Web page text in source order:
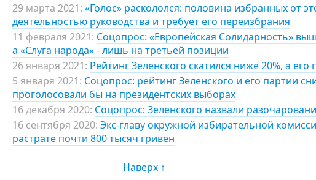
29 марта 2021: «Голос» раскололся: половина избранных от
деятельностью руководства и требует его переизбрания
11 февраля 2021: Соцопрос: «Европейская Солидарность»
а «Слуга народа» - лишь на третьей позиции
26 января 2021: Рейтинг Зеленского скатился ниже 20%, а
5 января 2021: Соцопрос: рейтинг Зеленского и его партии
проголосовали бы на президентских выборах
16 декабря 2020: Соцопрос: Зеленского назвали
16 сентября 2020: Экс-главу окружной избирательной
растрате почти 800 тысяч гривен
Наверх ↑